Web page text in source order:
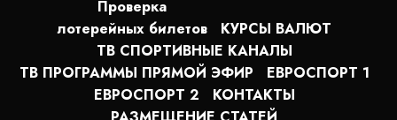
Проверка
лотерейных билетов
КУРСЫ ВАЛЮТ
ТВ СПОРТИВНЫЕ КАНАЛЫ
ТВ ПРОГРАММЫ ПРЯМОЙ ЭФИР
ЕВРОСПОРТ 1
ЕВРОСПОРТ 2
КОНТАКТЫ